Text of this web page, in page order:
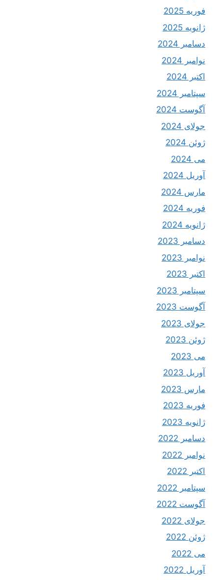
فوریه 2025
ژانویه 2025
دسامبر 2024
نوامبر 2024
اکتبر 2024
سپتامبر 2024
آگوست 2024
جولای 2024
ژوئن 2024
می 2024
آوریل 2024
مارس 2024
فوریه 2024
ژانویه 2024
دسامبر 2023
نوامبر 2023
اکتبر 2023
سپتامبر 2023
آگوست 2023
جولای 2023
ژوئن 2023
می 2023
آوریل 2023
مارس 2023
فوریه 2023
ژانویه 2023
دسامبر 2022
نوامبر 2022
اکتبر 2022
سپتامبر 2022
آگوست 2022
جولای 2022
ژوئن 2022
می 2022
آوریل 2022